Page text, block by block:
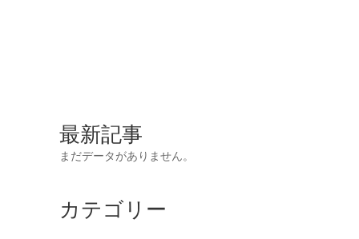
最新記事
まだデータがありません。
カテゴリー